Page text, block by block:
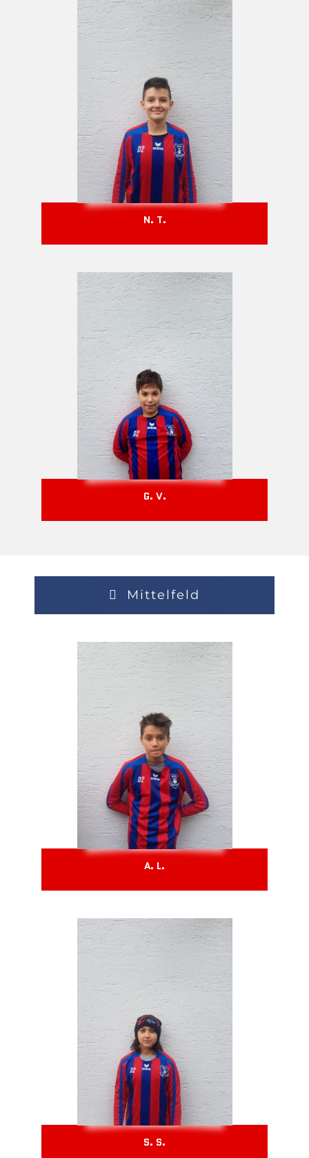
N. T.
G. V.
Mittelfeld
A. L.
S. S.